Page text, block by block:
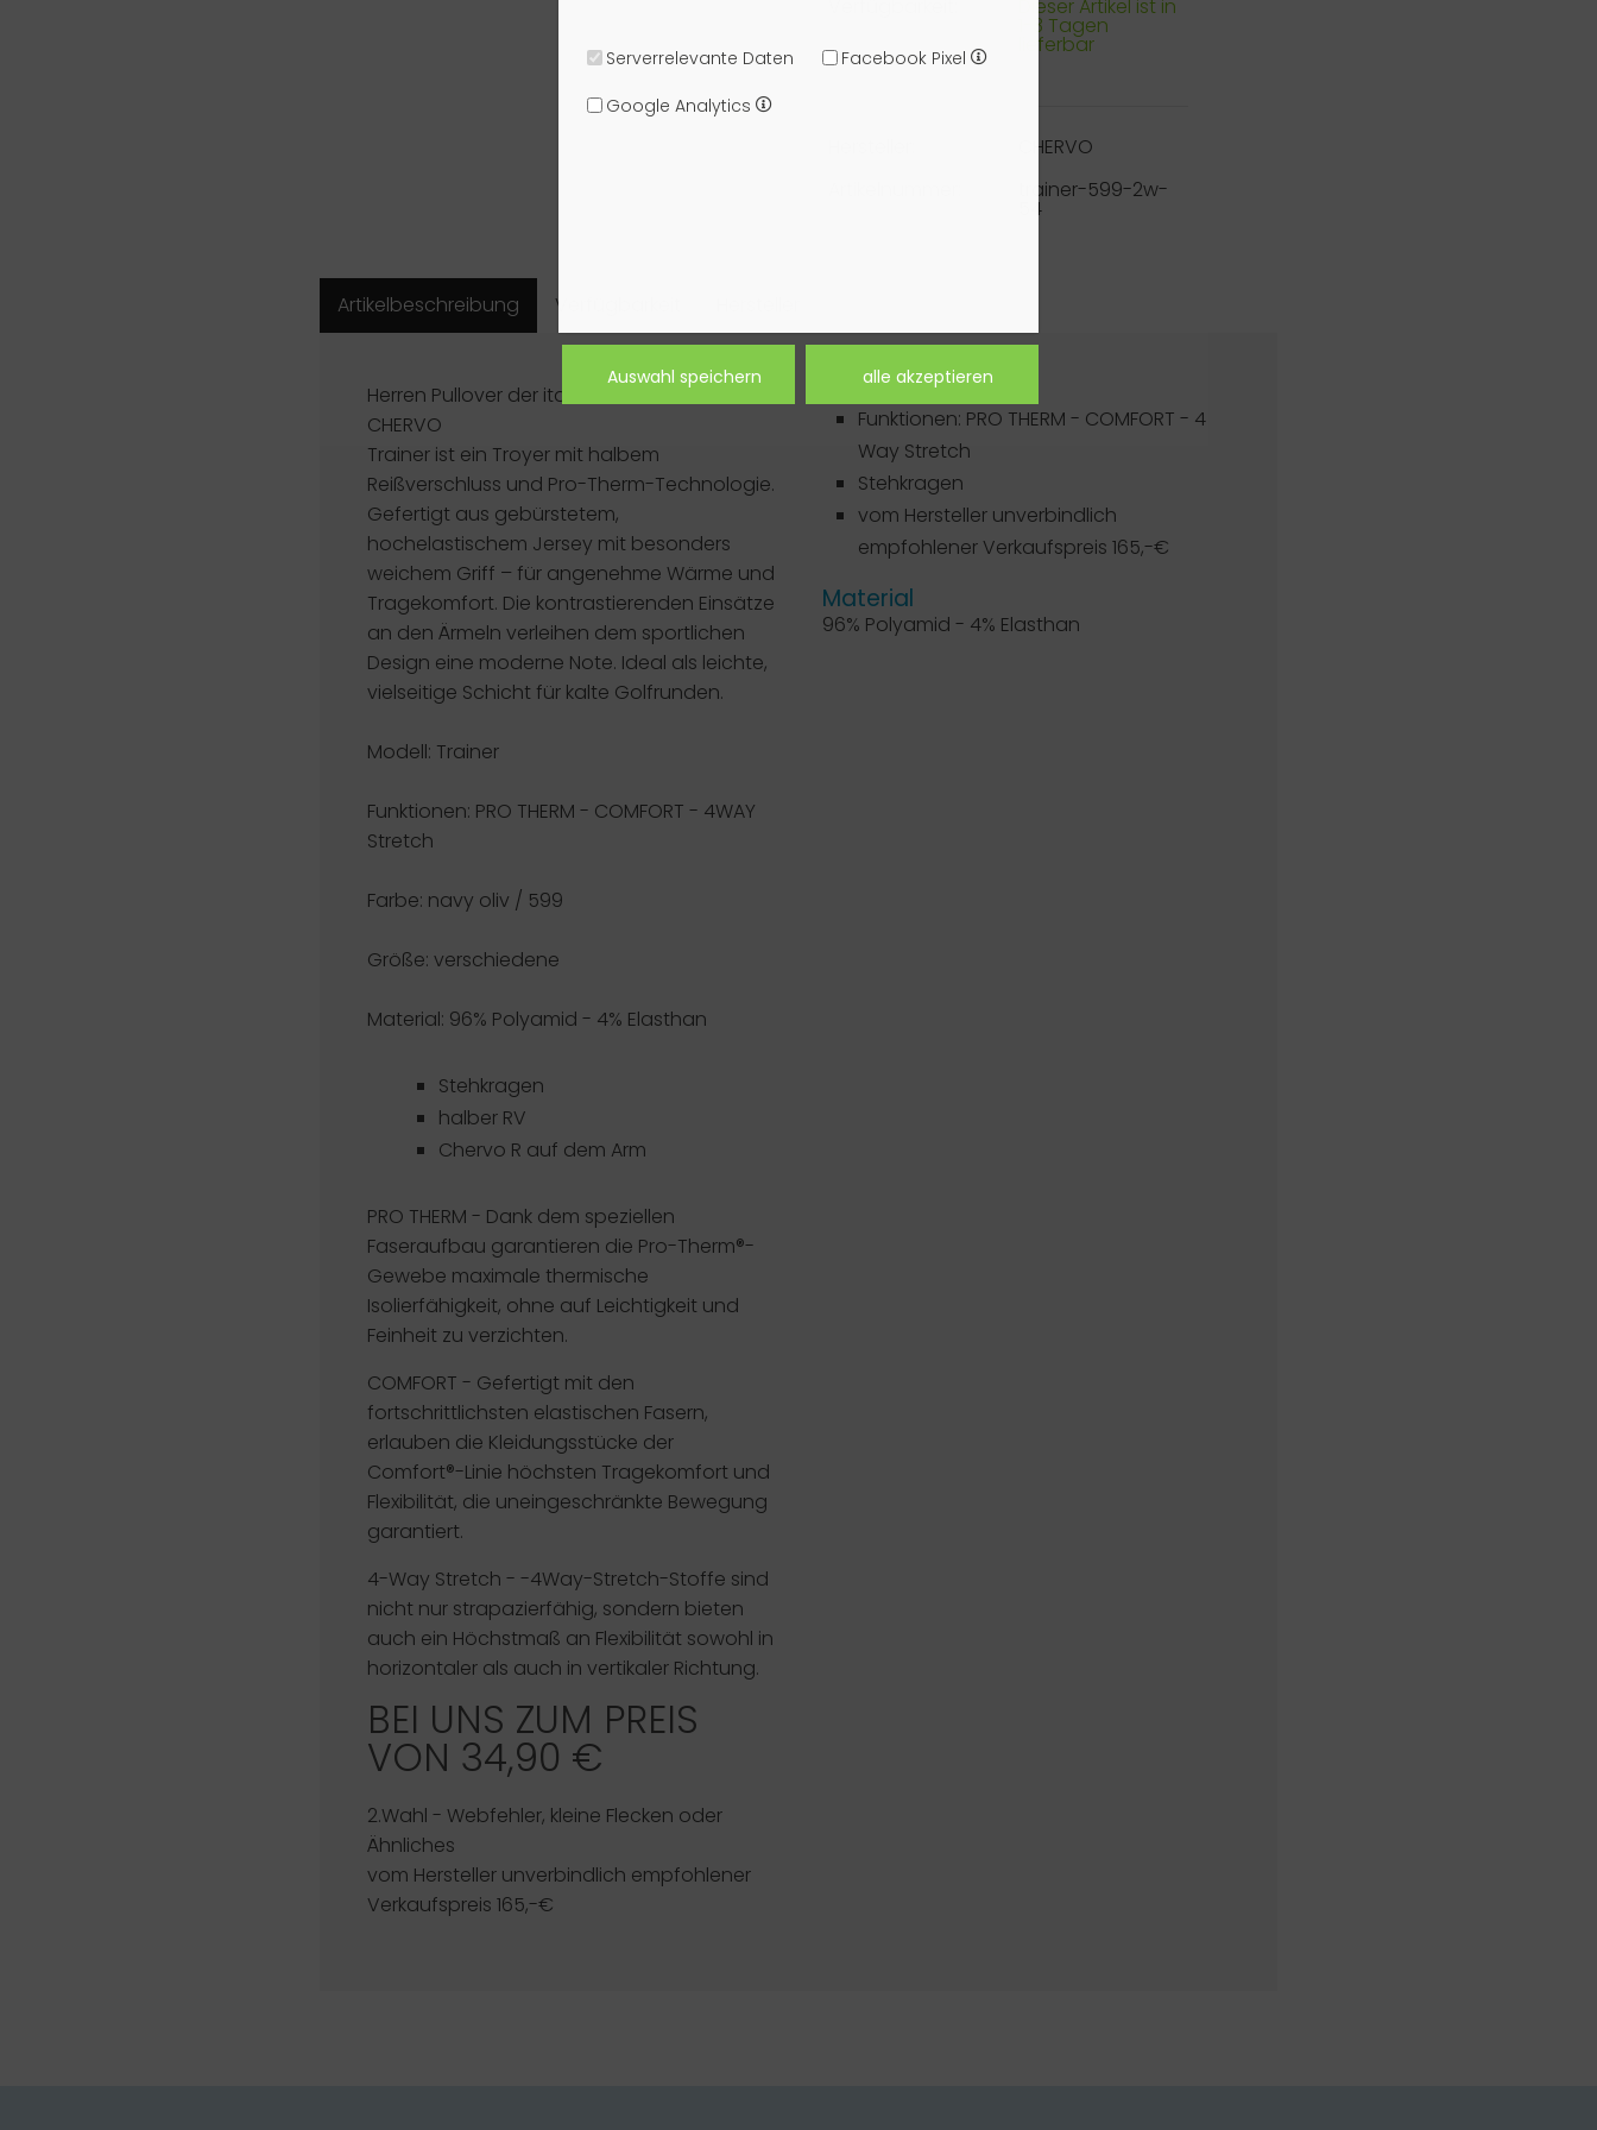
Serverrelevante Daten
Facebook Pixel
Google Analytics
Dieser Artikel ist in
1-3 Tagen
lieferbar
CHERVO
trainer-599-2w-
54
Artikelbeschreibung Verfügbarkeit
Herren Pullover der italienischen Golfmarke
CHERVO
Trainer ist ein Troyer mit halbem
Reißverschluss und Pro-Therm-Technologie.
Gefertigt aus gebürstetem,
hochelastischem Jersey mit besonders
weichem Griff – für angenehme Wärme und
Tragekomfort. Die kontrastierenden Einsätze
an den Ärmeln verleihen dem sportlichen
Design eine moderne Note. Ideal als leichte,
vielseitige Schicht für kalte Golfrunden.
Modell: Trainer
Funktionen: PRO THERM - COMFORT - 4WAY
Stretch
Farbe: navy oliv / 599
Größe: verschiedene
Material: 96% Polyamid - 4% Elasthan
Stehkragen
halber RV
Chervo R auf dem Arm
PRO THERM - Dank dem speziellen
Faseraufbau garantieren die Pro-Therm®-
Gewebe maximale thermische
Isolierfähigkeit, ohne auf Leichtigkeit und
Feinheit zu verzichten.
COMFORT - Gefertigt mit den
fortschrittlichsten elastischen Fasern,
erlauben die Kleidungsstücke der
Comfort®-Linie höchsten Tragekomfort und
Flexibilität, die uneingeschränkte Bewegung
garantiert.
4-Way Stretch - -4Way-Stretch-Stoffe sind
nicht nur strapazierfähig, sondern bieten
auch ein Höchstmaß an Flexibilität sowohl in
horizontaler als auch in vertikaler Richtung.
BEI UNS ZUM PREIS
VON 34,90 €
2.Wahl - Webfehler, kleine Flecken oder
Ähnliches
vom Hersteller unverbindlich empfohlener
Verkaufspreis 165,-€
Artikeldetails
Funktionen: PRO THERM - COMFORT - 4
Way Stretch
Stehkragen
vom Hersteller unverbindlich
empfohlener Verkaufspreis 165,-€
Material
96% Polyamid - 4% Elasthan